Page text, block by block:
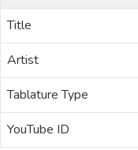
Title
Artist
Tablature Type
YouTube ID